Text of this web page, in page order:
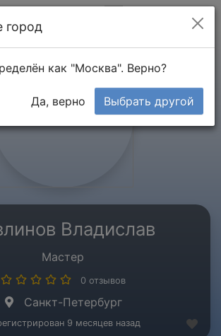
Владислав
Мастер
0 отзывов
Санкт-Петербург
9 месяцев назад
город
как "Москва". Верно?
Да, верно Выбрать другой